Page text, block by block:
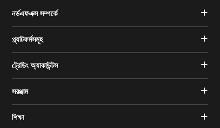
নর্ডএফএক্স সম্পর্কে
প্ল্যাটফর্মসমূহ
ট্রেডিং অ্যাকাউন্টস
সরঞ্জাম
শিক্ষা